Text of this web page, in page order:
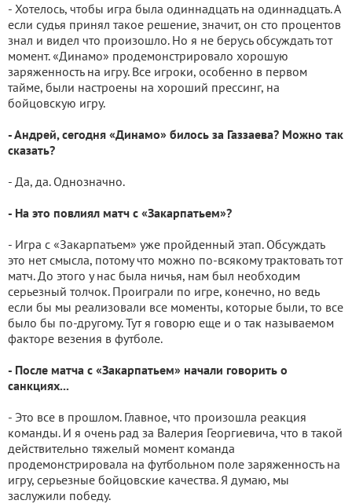
- Хотелось, чтобы игра была одиннадцать на одиннадцать. А
если судья принял такое решение, значит, он сто процентов
знал и видел что произошло. Но я не берусь обсуждать тот
момент. «Динамо» продемонстрировало хорошую
заряженность на игру. Все игроки, особенно в первом
тайме, были настроены на хороший прессинг, на
бойцовскую игру.
- Андрей, сегодня «Динамо» билось за Газзаева? Можно так
сказать?
- Да, да. Однозначно.
- На это повлиял матч с «Закарпатьем»?
- Игра с «Закарпатьем» уже пройденный этап. Обсуждать
это нет смысла, потому что можно по-всякому трактовать тот
матч. До этого у нас была ничья, нам был необходим
серьезный толчок. Проиграли по игре, конечно, но ведь
если бы мы реализовали все моменты, которые были, то все
было бы по-другому. Тут я говорю еще и о так называемом
факторе везения в футболе.
- После матча с «Закарпатьем» начали говорить о
санкциях...
- Это все в прошлом. Главное, что произошла реакция
команды. И я очень рад за Валерия Георгиевича, что в такой
действительно тяжелый момент команда
продемонстрировала на футбольном поле заряженность на
игру, серьезные бойцовские качества. Я думаю, мы
заслужили победу.